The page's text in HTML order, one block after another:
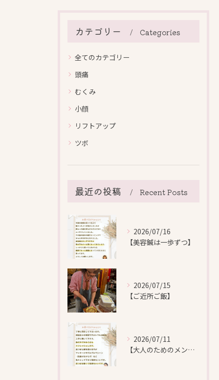
カテゴリー Categories
全てのカテゴリー
頭痛
むくみ
小顔
リフトアップ
ツボ
最近の投稿 Recent Posts
2026/07/16
【美容鍼は一歩ずつ】
2026/07/15
【ご近所ご飯】
2026/07/11
【大人のためのメンテナンス鍼灸】